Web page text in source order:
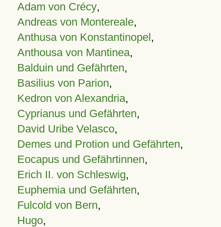
Adam von Crécy,
Andreas von Montereale,
Anthusa von Konstantinopel,
Anthousa von Mantinea,
Balduin und Gefährten,
Basilius von Parion,
Kedron von Alexandria,
Cyprianus und Gefährten,
David Uribe Velasco,
Demes und Protion und Gefährten,
Eocapus und Gefährtinnen,
Erich II. von Schleswig,
Euphemia und Gefährten,
Fulcold von Bern,
Hugo,